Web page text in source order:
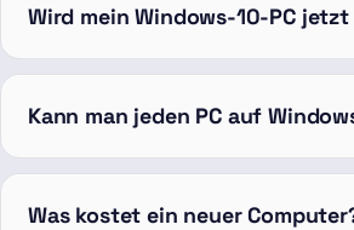
Wird mein Windows-10-PC
Kann man jeden PC auf
Was kostet ein neuer